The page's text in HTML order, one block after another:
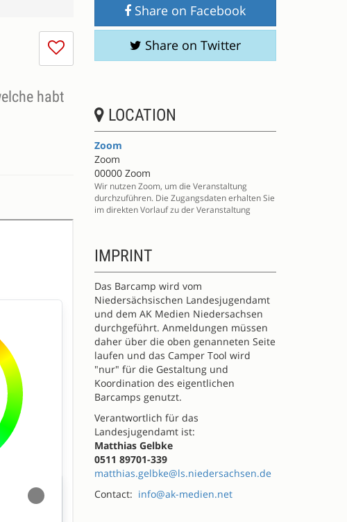
I
don't
this
session
habt
Share on Facebook
Share on Twitter
LOCATION
Zoom
Zoom
00000 Zoom
Wir nutzen Zoom, um die Veranstaltung
durchzuführen. Die Zugangsdaten erhalten Sie
im direkten Vorlauf zu der Veranstaltung
IMPRINT
Das Barcamp wird vom
Niedersächsischen Landesjugendamt
und dem AK Medien Niedersachsen
durchgeführt. Anmeldungen müssen
daher über die oben genanneten Seite
laufen und das Camper Tool wird
"nur" für die Gestaltung und
Koordination des eigentlichen
Barcamps genutzt.
Verantwortlich für das
Landesjugendamt ist:
Matthias Gelbke
0511 89701-339
matthias.gelbke@ls.niedersachsen.de
Contact: info@ak-medien.net